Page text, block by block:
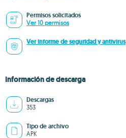
Permisos solicitados
Ver 10 permisos
Ver informe de seguridad y antivirus
Información de descarga
Descargas
353
Tipo de archivo
APK